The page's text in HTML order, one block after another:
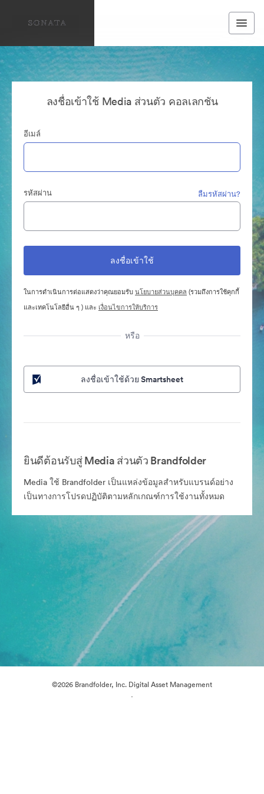
ลงชื่อเข้าใช้ Media ส่วนตัว คอลเลกชัน
อีเมล์
รหัสผ่าน ลืมรหัสผ่าน?
ในการดำเนินการต่อแสดงว่าคุณยอมรับนโยบายส่วนบุคคล (รวมถึงการใช้คุกกี้
และเทคโนโลยีอื่น ๆ ) และ เงื่อนไขการให้บริการ
หรือ
ลงชื่อเข้าใช้ด้วย Smartsheet
ยินดีต้อนรับสู่ Media ส่วนตัว Brandfolder
Media ใช้ Brandfolder เป็นแหล่งข้อมูลสำหรับแบรนด์อย่าง
เป็นทางการโปรดปฏิบัติตามหลักเกณฑ์การใช้งานทั้งหมด
©2026 Brandfolder, Inc. Digital Asset Management
·